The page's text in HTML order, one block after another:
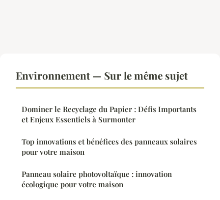
Environnement — Sur le même sujet
Dominer le Recyclage du Papier : Défis Importants
et Enjeux Essentiels à Surmonter
Top innovations et bénéfices des panneaux solaires
pour votre maison
Panneau solaire photovoltaïque : innovation
écologique pour votre maison